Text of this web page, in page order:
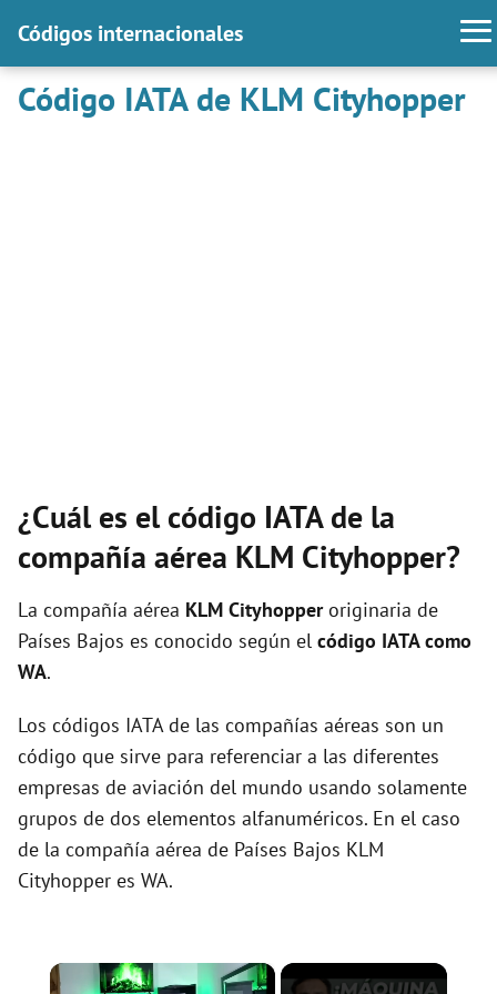
Códigos internacionales
Código IATA de KLM Cityhopper
¿Cuál es el código IATA de la
compañía aérea KLM Cityhopper?
La compañía aérea KLM Cityhopperoriginaria de
Países Bajos es conocido según el código IATA como
WA.
Los códigos IATA de las compañías aéreas son un
código que sirve para referenciar a las diferentes
empresas de aviación del mundo usando solamente
grupos de dos elementos alfanuméricos. En el caso
de la compañía aérea de Países Bajos KLM
Cityhopper es WA.
×